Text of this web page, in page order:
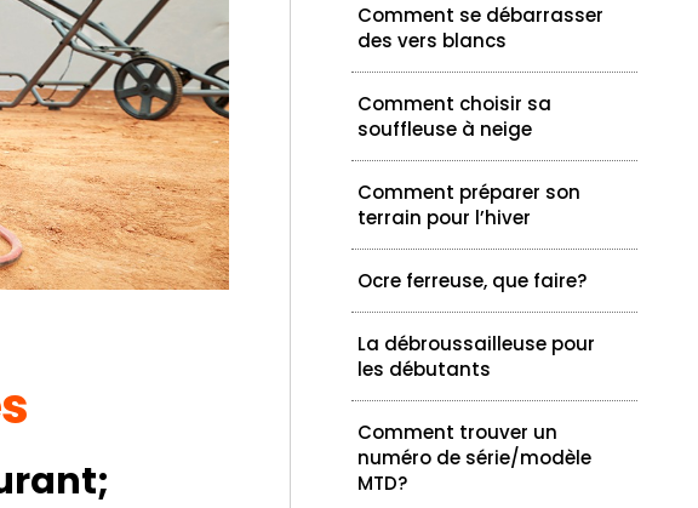
Comment se débarrasser
des vers blancs
Comment choisir sa
souffleuse à neige
Comment préparer son
terrain pour l’hiver
Ocre ferreuse, que faire?
La débroussailleuse pour
les débutants
Comment trouver un
numéro de série/modèle
MTD?